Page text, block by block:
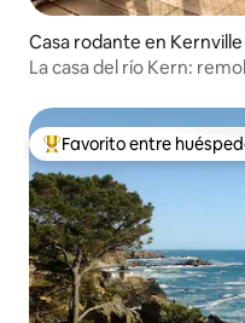
Casa rodante en Kernville
La casa del río Kern:
De los mejores en
Favorito entre